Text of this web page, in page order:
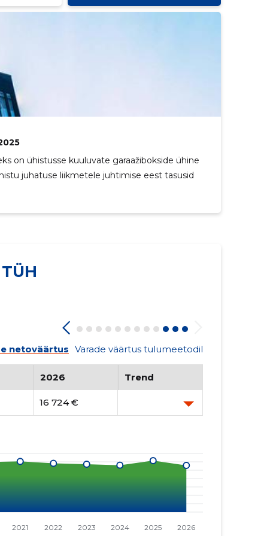
on ühistusse kuuluvate garaažibokside ühine
juhatuse liikmetele juhtimise eest tasusid
netoväärtus Varade väärtus tulumeetodil
2026 Trend
16 724 €